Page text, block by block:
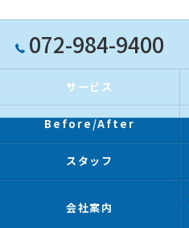
072-984-9400
サービス
Before/After
スタッフ
会社案内